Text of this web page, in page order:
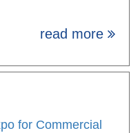
read more
for Commercial